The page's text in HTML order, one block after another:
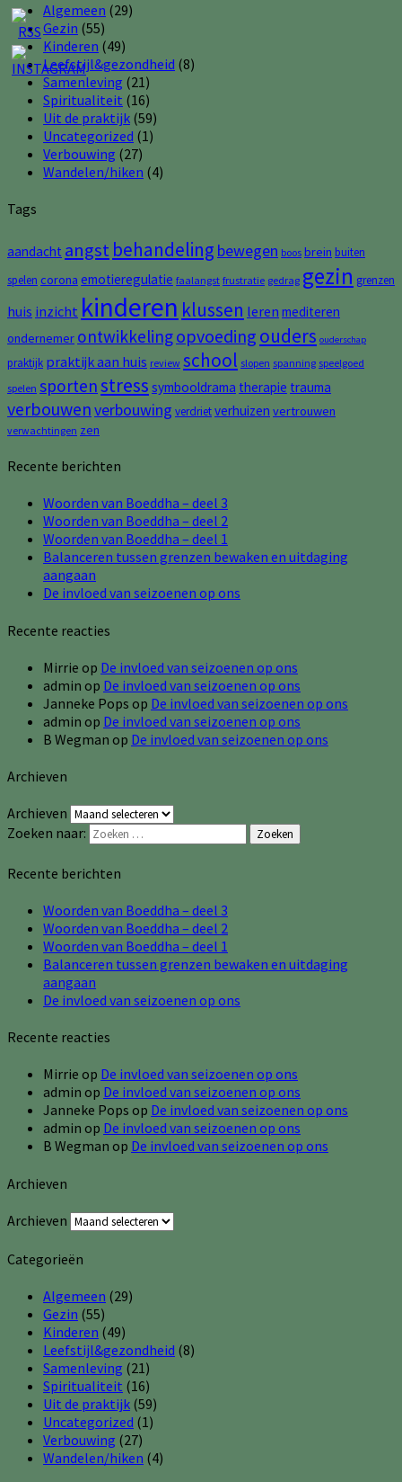
Algemeen (29)
Gezin (55)
Kinderen (49)
Leefstijl&gezondheid (8)
Samenleving (21)
Spiritualiteit (16)
Uit de praktijk (59)
Uncategorized (1)
Verbouwing (27)
Wandelen/hiken (4)
Tags
aandacht angst behandeling bewegen boos brein buiten
spelen corona emotieregulatie faalangst frustratie gedrag gezin grenzen
huis inzicht kinderen klussen leren mediteren
ondernemer ontwikkelingopvoeding ouders ouderschap
praktijk praktijk aan huis review school slopen spanning speelgoed
spelen sportenstress symbooldrama therapie trauma
verbouwenverbouwing verdrietverhuizen vertrouwen
verwachtingen zen
Recente berichten
Woorden van Boeddha – deel 3
Woorden van Boeddha – deel 2
Woorden van Boeddha – deel 1
Balanceren tussen grenzen bewaken en uitdaging
aangaan
De invloed van seizoenen op ons
Recente reacties
Mirrie op De invloed van seizoenen op ons
admin op De invloed van seizoenen op ons
Janneke Pops op De invloed van seizoenen op ons
admin op De invloed van seizoenen op ons
B Wegman op De invloed van seizoenen op ons
Archieven
Archieven
Zoeken naar:
Zoeken
Recente berichten
Woorden van Boeddha – deel 3
Woorden van Boeddha – deel 2
Woorden van Boeddha – deel 1
Balanceren tussen grenzen bewaken en uitdaging
aangaan
De invloed van seizoenen op ons
Recente reacties
Mirrie op De invloed van seizoenen op ons
admin op De invloed van seizoenen op ons
Janneke Pops op De invloed van seizoenen op ons
admin op De invloed van seizoenen op ons
B Wegman op De invloed van seizoenen op ons
Archieven
Archieven
Categorieën
Algemeen (29)
Gezin (55)
Kinderen (49)
Leefstijl&gezondheid (8)
Samenleving (21)
Spiritualiteit (16)
Uit de praktijk (59)
Uncategorized (1)
Verbouwing (27)
Wandelen/hiken (4)